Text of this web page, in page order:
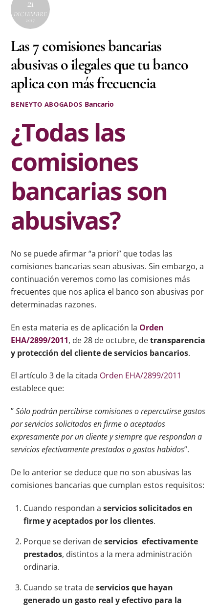
21
DICIEMBRE
2017
Las 7 comisiones bancarias
abusivas o ilegales que tu banco
aplica con más frecuencia
BENEYTO ABOGADOS Bancario
¿Todas las
comisiones
bancarias son
abusivas?
No se puede afirmar “a priori” que todas las
comisiones bancarias sean abusivas.Sin embargo, a
continuación veremos como las comisiones más
frecuentes que nos aplica el banco son abusivas por
determinadas razones.
En esta materia es de aplicación la Orden
EHA/2899/2011, de 28 de octubre, detransparencia
y protección del cliente de servicios bancarios.
El artículo 3 de la citada Orden EHA/2899/2011
establece que:
”Sólo podrán percibirse comisiones o repercutirse gastos
por servicios solicitados en firme o aceptados
expresamente por un cliente y siempre que respondan a
servicios efectivamente prestados o gastos habidos”.
De lo anterior se deduce que no son abusivas las
comisiones bancarias que cumplan estos requisitos:
Cuando respondan a servicios solicitados en
firme y aceptados por los clientes.
Porque se derivan deservicios efectivamente
prestados, distintos a la mera administración
ordinaria.
Cuando se trata deservicios que hayan
generado un gasto real y efectivo para la